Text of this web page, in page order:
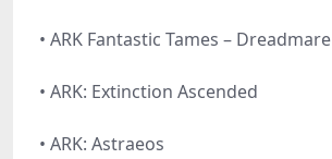
• ARK Fantastic Tames – Dreadmare
• ARK: Extinction Ascended
• ARK: Astraeos